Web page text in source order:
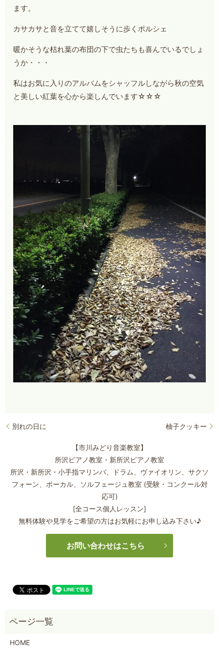
ます。
カサカサと音を立てて嬉しそうに歩くポルシェ
暖かそうな枯れ葉の布団の下で虫たちも喜んでいるでしょ
うか・・・
私はお気に入りのアルバムをシャッフルしながら秋の空気
と美しい紅葉を心から楽しんでいます☆☆☆
別れの日に 柚子クッキー
【市川みどり音楽教室】
所沢ピアノ教室・新所沢ピアノ教室
所沢・新所沢・小手指マリンバ、ドラム、ヴァイオリン、サクソ
フォーン、 ボーカル、ソルフェージュ教室 (受験・コンクール対
応可)
[全コース個人レッスン]
無料体験や見学をご希望の方はお気軽にお申し込み下さい♪
お問い合わせはこちら
HOME